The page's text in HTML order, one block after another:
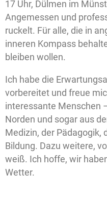
17 Uhr, Dülmen im
Angemessen und
ruckelt. Für alle, die in
inneren Kompass
bleiben wollen.
Ich habe die
vorbereitet und freue
interessante Menschen
Norden und sogar aus
Medizin, der Pädagogik,
Bildung. Dazu weitere,
weiß. Ich hoffe, wir
Wetter.